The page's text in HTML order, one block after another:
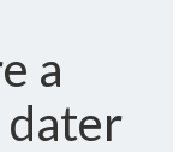
a
dater